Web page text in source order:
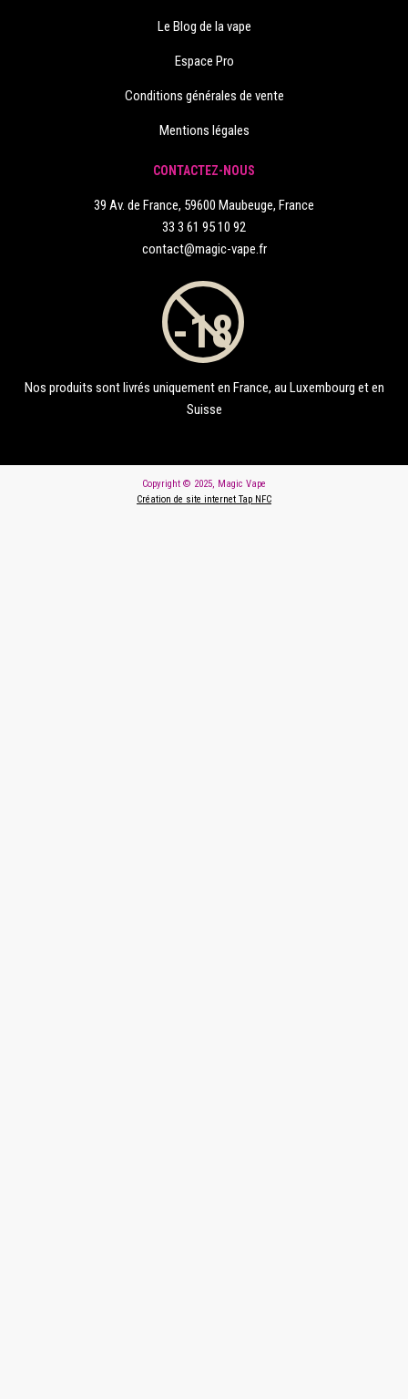
Le Blog de la vape
Espace Pro
Conditions générales de vente
Mentions légales
CONTACTEZ-NOUS
39 Av. de France, 59600 Maubeuge, France
33 3 61 95 10 92
contact@magic-vape.fr
Nos produits sont livrés uniquement en France, au Luxembourg et en
Suisse
Copyright © 2025, Magic Vape
Création de site internet Tap NFC